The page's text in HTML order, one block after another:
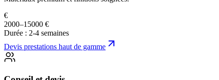
€
2000–15000 €
Durée : 2-4 semaines
Devis prestations haut de gamme